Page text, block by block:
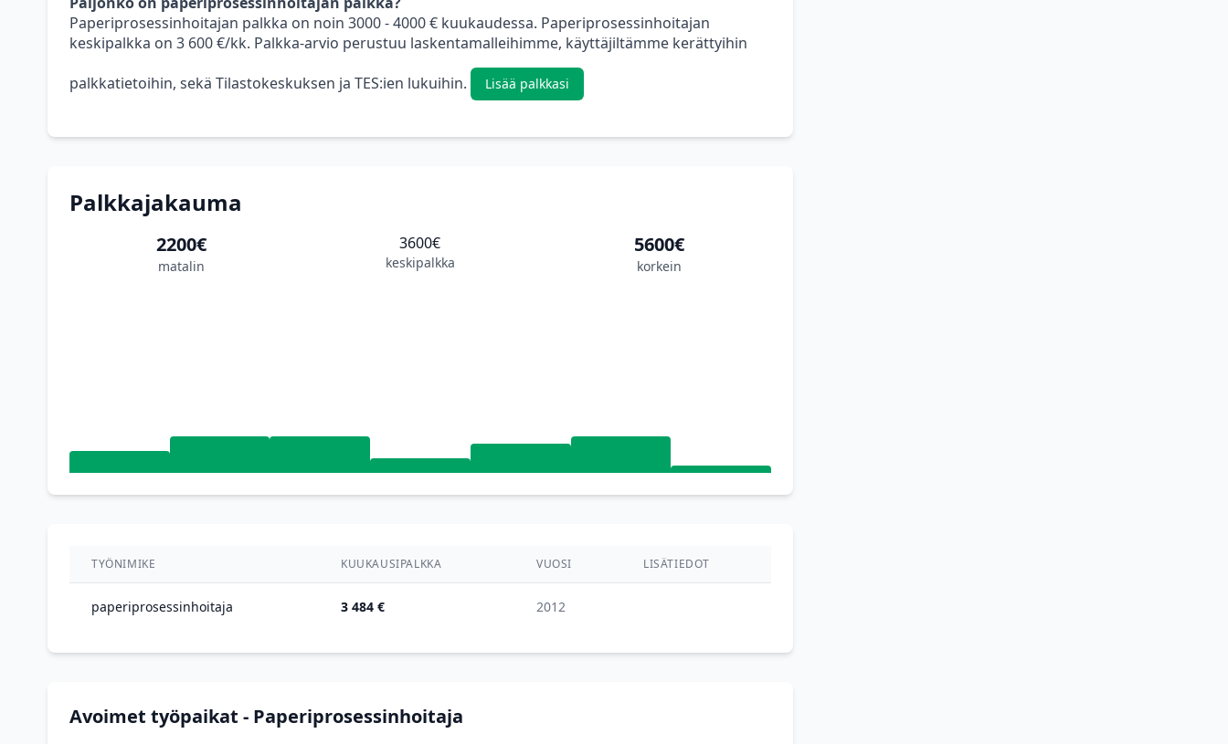
Paperiprosessinhoitajan palkka on noin 3000 - 4000 € kuukaudessa. Paperiprosessinhoitajan
keskipalkka on 3 600 €/kk. Palkka-arvio perustuu laskentamalleihimme, käyttäjiltämme kerättyihin
palkkatietoihin, sekä Tilastokeskuksen ja TES:ien lukuihin.
Lisää palkkasi
Palkkajakauma
2200€
matalin
3600€
keskipalkka
5600€
korkein
TYÖNIMIKE KUUKAUSIPALKKA VUOSI LISÄTIEDOT
paperiprosessinhoitaja 3 484 € 2012
Avoimet työpaikat - Paperiprosessinhoitaja